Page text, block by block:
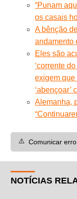
“Punam
os casais
A bênção
andamento
Eles são
‘corrente
exigem
‘abençoar’
Alemanha,
⚠️ Comunicar erro
NOTÍCIAS